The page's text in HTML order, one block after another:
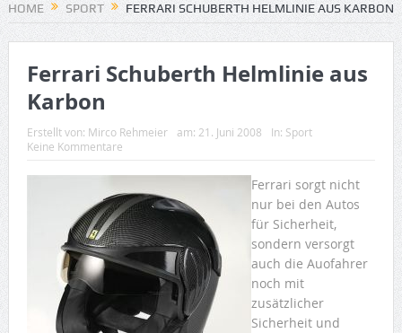
HOME SPORT FERRARI SCHUBERTH HELMLINIE AUS KARBON
Ferrari Schuberth Helmlinie aus
Karbon
Erstellt von: Mirco Rehmeier am: 21. Juni 2008 In: Sport
Keine Kommentare
Ferrari sorgt nicht
nur bei den Autos
für Sicherheit,
sondern versorgt
auch die Auofahrer
noch mit
zusätzlicher
Sicherheit und